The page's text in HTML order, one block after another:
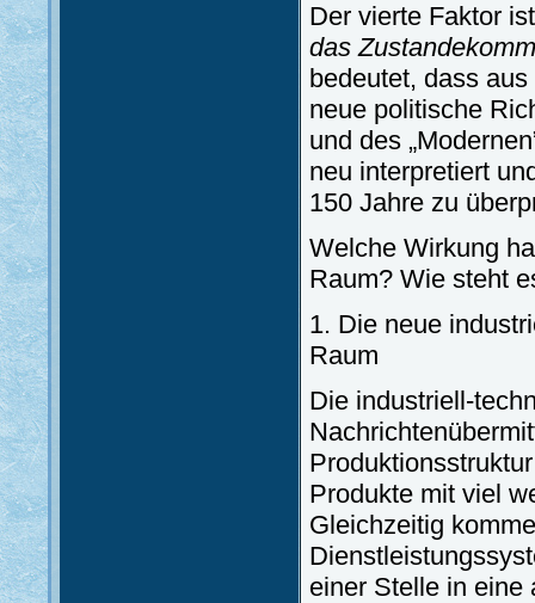
Der vierte Faktor
das
bedeutet, dass
neue politische
und des
neu interpretiert
150 Jahre zu
Welche Wirkung
Raum? Wie steht
1. Die neue
Raum
Die industriell-
Produkte mit viel
Gleichzeitig
einer Stelle in eine